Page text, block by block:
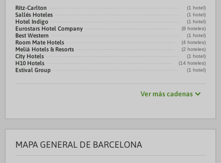
Ritz-Carlton (1 hotel)
Sallés Hoteles (1 hotel)
Hotel Indigo (1 hotel)
Eurostars Hotel Company (8 hoteles)
Best Western (1 hotel)
Room Mate Hotels (4 hoteles)
Meliá Hotels & Resorts (2 hoteles)
City Hotels (1 hotel)
H10 Hotels (14 hoteles)
Estival Group (1 hotel)
Ver más cadenas
MAPA GENERAL DE BARCELONA